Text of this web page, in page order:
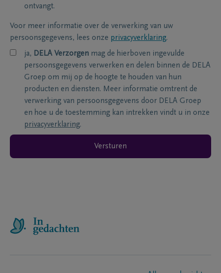
ontvangt.
Voor meer informatie over de verwerking van uw
persoonsgegevens, lees onze privacyverklaring.
ja, DELA Verzorgen mag de hierboven ingevulde
persoonsgegevens verwerken en delen binnen de DELA
Groep om mij op de hoogte te houden van hun
producten en diensten. Meer informatie omtrent de
verwerking van persoonsgegevens door DELA Groep
en hoe u de toestemming kan intrekken vindt u in onze
privacyverklaring.
Versturen